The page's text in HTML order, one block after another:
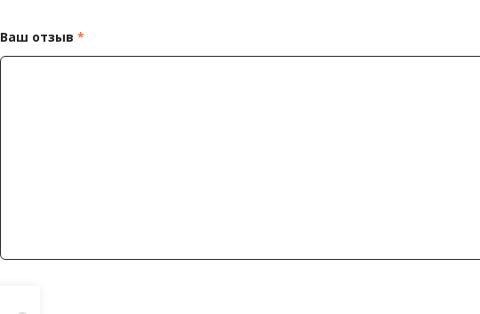
Ваш отзыв *